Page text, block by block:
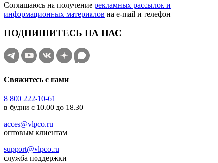
Соглашаюсь на получение рекламных рассылок и
информационных материалов на e‑mail и телефон
ПОДПИШИТЕСЬ НА НАС
Свяжитесь с нами
8 800 222-10-61
в будни с 10.00 до 18.30
acces@vlpco.ru
оптовым клиентам
support@vlpco.ru
служба поддержки